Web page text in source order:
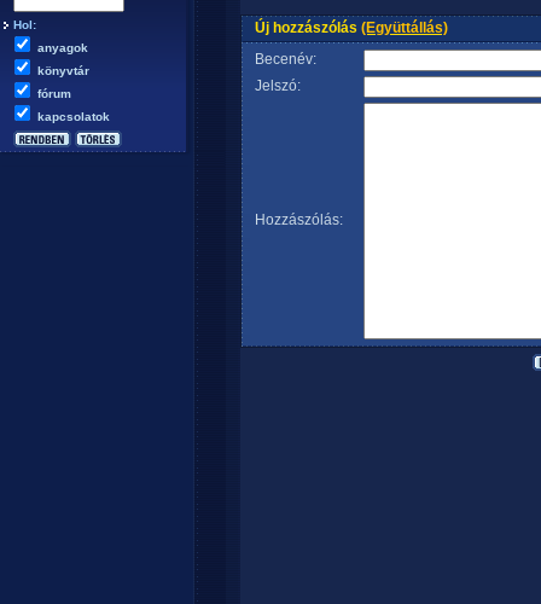
Hol:
anyagok
könyvtár
fórum
kapcsolatok
Új hozzászólás (Együttállás)
Becenév:
Jelszó:
Hozzászólás: